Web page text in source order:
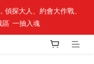
」 周邊商品
偵探大人、約會大作戰、
一抽入魂